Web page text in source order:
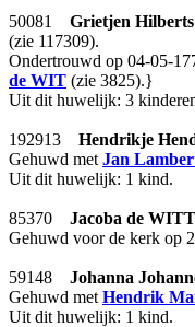
50081 Grietjen Hilberts
(zie 117309).
Ondertrouwd op 04-05-
de WIT (zie 3825).}
Uit dit huwelijk: 3
192913 Hendrikje
Gehuwd met Jan
Uit dit huwelijk: 1 kind.
85370 Jacoba de
Gehuwd voor de kerk op
59148 Johanna
Gehuwd met Hendrik
Uit dit huwelijk: 1 kind.